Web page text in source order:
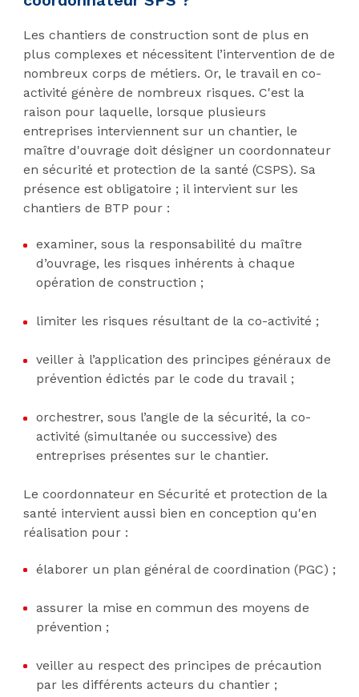
Les chantiers de construction sont de plus en
plus complexes et nécessitent l’intervention de de
nombreux corps de métiers. Or, le travail en co-
activité génère de nombreux risques. C'est la
raison pour laquelle, lorsque plusieurs
entreprises interviennent sur un chantier, le
maître d'ouvrage doit désigner un coordonnateur
en sécurité et protection de la santé (CSPS). Sa
présence est obligatoire ; il intervient sur les
chantiers de BTP pour :
examiner, sous la responsabilité du maître
d’ouvrage, les risques inhérents à chaque
opération de construction ;
limiter les risques résultant de la co-activité ;
veiller à l’application des principes généraux de
prévention édictés par le code du travail ;
orchestrer, sous l’angle de la sécurité, la co-
activité (simultanée ou successive) des
entreprises présentes sur le chantier.
Le coordonnateur en Sécurité et protection de la
santé intervient aussi bien en conception qu'en
réalisation pour :
élaborer un plan général de coordination (PGC) ;
assurer la mise en commun des moyens de
prévention ;
veiller au respect des principes de précaution
par les différents acteurs du chantier ;